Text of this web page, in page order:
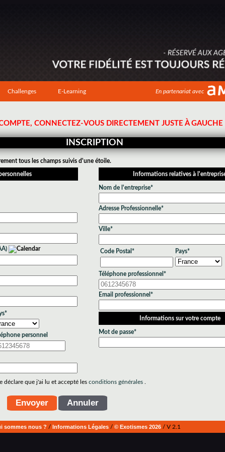
Challenges E-Learning En partenariat avec
CONNECTEZ-VOUS DIRECTEMENT JUSTE À GAUCHE
INSCRIPTION
tous les champs suivis d'une étoile.
personnel
Informations relatives à
Nom de l'entreprise*
Adresse Professionnelle*
Ville*
Code Postal* Pays*
Téléphone professionnel*
Email professionnel*
Informations sur votre compte
Mot de passe*
déclare que j'ai lu et accepté les conditions générales
sommes nous ? / Informations Légales/ © Exotismes 2026/ V 2.1